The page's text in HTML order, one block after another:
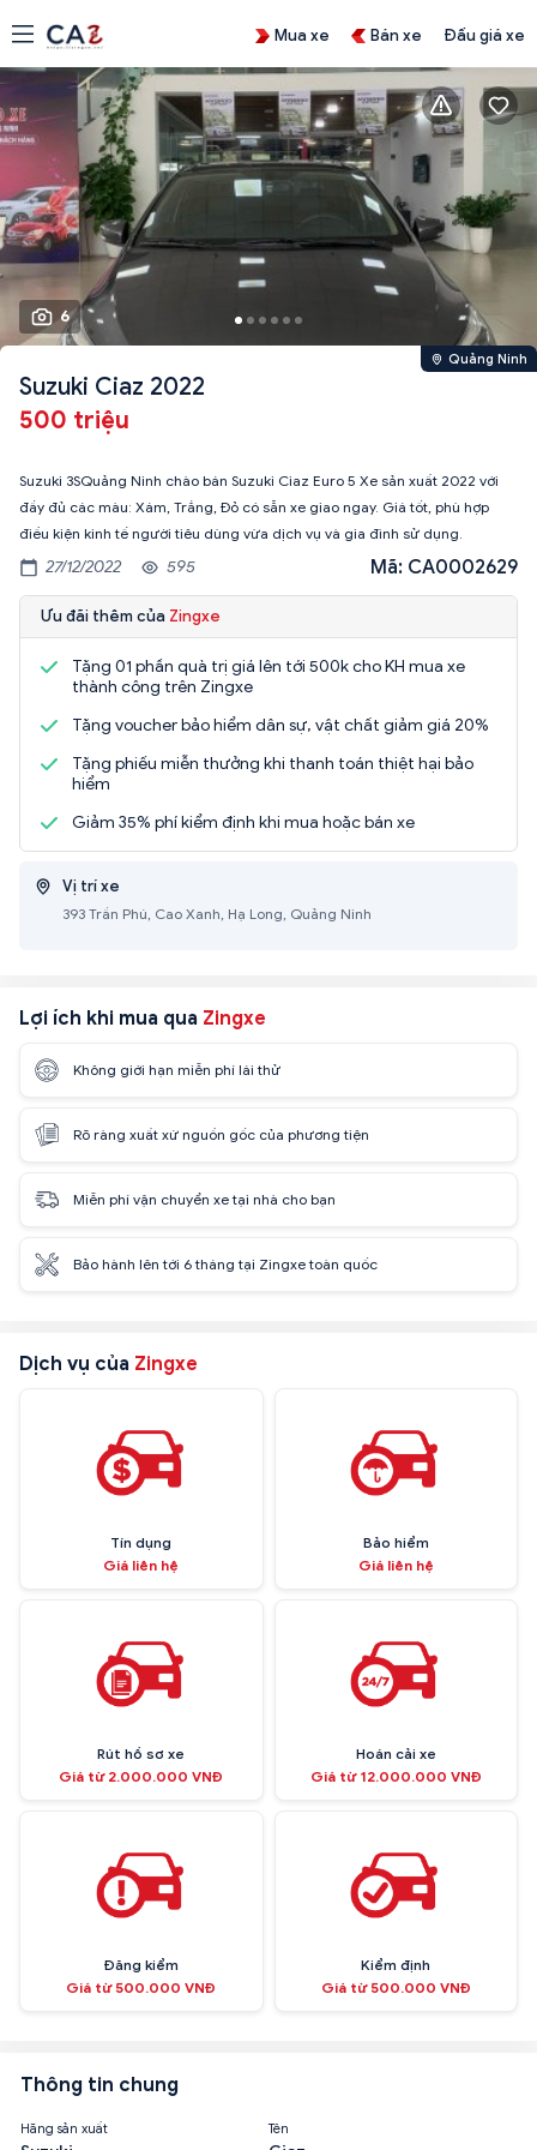
Mua xe Bán xe Đấu giá xe
6
Quảng Ninh
Suzuki Ciaz 2022
500 triệu
Suzuki 3SQuảng Ninh chào bán Suzuki Ciaz Euro 5 Xe sản xuất 2022 với
đầy đủ các màu: Xám, Trắng, Đỏ có sẵn xe giao ngay. Giá tốt, phù hợp
điều kiện kinh tế người tiêu dùng vừa dịch vụ và gia đình sử dụng.
27/12/2022 595 Mã: CA0002629
Ưu đãi thêm của Zingxe
Tặng 01 phần quà trị giá lên tới 500k cho KH mua xe
thành công trên Zingxe
Tặng voucher bảo hiểm dân sự, vật chất giảm giá 20%
Tặng phiếu miễn thưởng khi thanh toán thiệt hại bảo
hiểm
Giảm 35% phí kiểm định khi mua hoặc bán xe
Vị trí xe
393 Trần Phú, Cao Xanh, Hạ Long, Quảng Ninh
Lợi ích khi mua qua Zingxe
Không giới hạn miễn phí lái thử
Rõ ràng xuất xứ nguồn gốc của phương tiện
Miễn phí vận chuyển xe tại nhà cho bạn
Bảo hành lên tới 6 tháng tại Zingxe toàn quốc
Dịch vụ của Zingxe
Tín dụng
Giá liên hệ
Bảo hiểm
Giá liên hệ
Rút hồ sơ xe
Giá từ 2.000.000 VNĐ
Hoán cải xe
Giá từ 12.000.000 VNĐ
Đăng kiểm
Giá từ 500.000 VNĐ
Kiểm định
Giá từ 500.000 VNĐ
Thông tin chung
Hãng sản xuất Tên